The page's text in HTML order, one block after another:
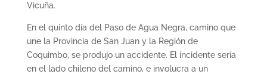
Vicuña.
En el quinto día del Paso de Agua Negra, camino que
une la Provincia de San Juan y la Región de
Coquimbo, se produjo un accidente. El incidente sería
en el lado chileno del camino, e involucra a un